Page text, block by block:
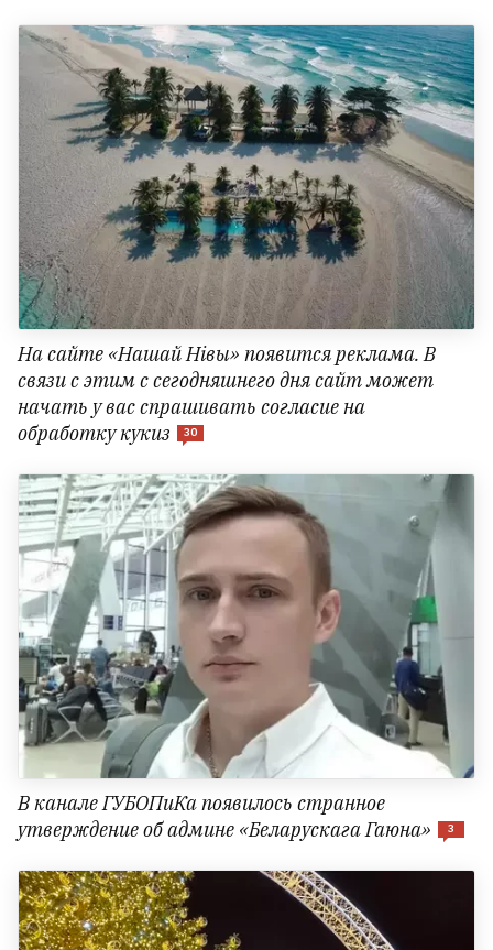
На сайте «Нашай Нівы» появится реклама. В
связи с этим с сегодняшнего дня сайт может
начать у вас спрашивать согласие на
обработку кукиз
30
В канале ГУБОПиКа появилось странное
утверждение об админе «Беларускага Гаюна»
3